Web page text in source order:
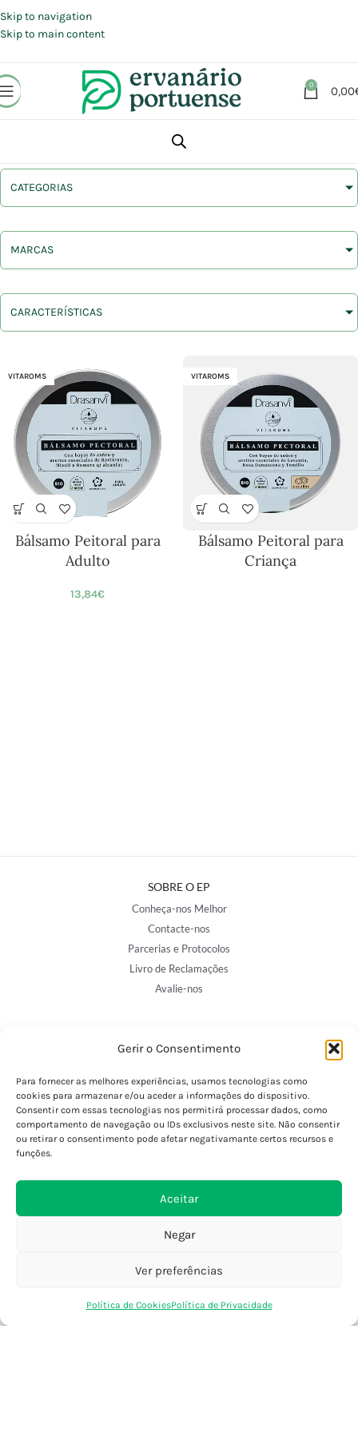
Gerir o Consentimento
Para fornecer as melhores experiências, usamos tecnologias como
cookies para armazenar e/ou aceder a informações do dispositivo.
Consentir com essas tecnologias nos permitirá processar dados, como
comportamento de navegação ou IDs exclusivos neste site. Não consentir
ou retirar o consentimento pode afetar negativamante certos recursos e
funções.
Aceitar
Negar
Ver preferências
Política de CookiesPolítica de Privacidade
Skip to navigation
Skip to main content
0 0,00
CATEGORIAS
MARCAS
CARACTERÍSTICAS
VITAROMS
Bálsamo Peitoral para
Adulto
13,84€
VITAROMS
Bálsamo Peitoral para
Criança
SOBRE O EP
Conheça-nos Melhor
Contacte-nos
Parcerias e Protocolos
Livro de Reclamações
Avalie-nos
NOSSAS LOJAS
Porto - Boavista
Porto - Foz
Porto - S. João
Viana do Castelo
SAIBA MAIS
Política de Privacidade
Termos e Condições
Perguntas Frequentes